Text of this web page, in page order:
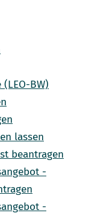
BW)
lassen
beantragen
-
-